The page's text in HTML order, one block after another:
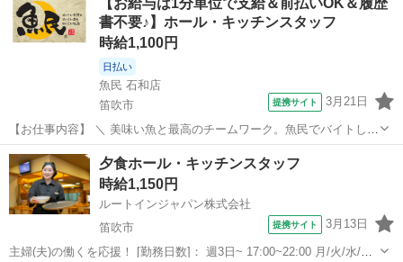
書不要♪】ホール・キッチンスタッフ
時給1,100円
日払い
魚民 石和店
笛吹市
提携サイト 3月21日
【お仕事内容】 ＼ 美味い魚と最高のチームワーク。魚民でバイトしよ
う！ ／ ・魚民で働くってこんな感じ！
―――――――――――――― 「魚民」は、気取らない和の空間でお
いしい料理と時間を楽しめる居酒屋です。 和風を大切に...
山梨 笛吹市 居酒屋
夕食ホール・キッチンスタッフ
時給1,150円
ルートインジャパン株式会社
笛吹市
提携サイト 3月13日
主婦(夫)の働くを応援！ [勤務日数]： 週3日~ 17:00~22:00 月/火/水/木/